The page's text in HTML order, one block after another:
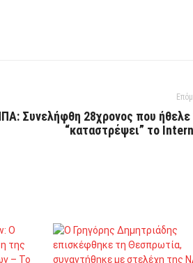
Συνελήφθη 28χρονος που ήθελε
“καταστρέψει” το